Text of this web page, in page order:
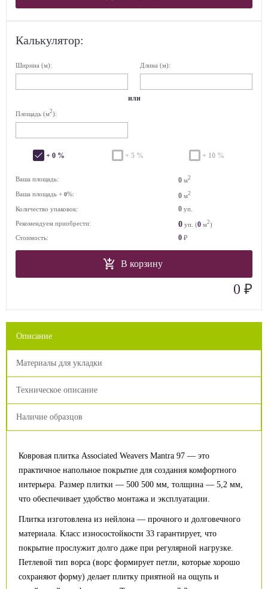
Калькулятор:
Ширина (м): Длина (м):
или
Площадь (м2):
+ 0 % + 5 % + 10 %
Ваша площадь: 0 м2
Ваша площадь + 0%: 0 м2
Количество упаковок: 0 уп.
Рекомендуем приобрести:
0 уп. (0 м2)
Стоимость:
0 ₽
В корзину
0 ₽
Описание
Материалы для укладки
Техническое описание
Наличие образцов
Ковровая плитка Associated Weavers Mantra 97 — это
практичное напольное покрытие для создания комфортного
интерьера. Размер плитки — 500 500 мм, толщина — 5,2 мм,
что обеспечивает удобство монтажа и эксплуатации.
Плитка изготовлена из нейлона — прочного и долговечного
материала. Класс износостойкости 33 гарантирует, что
покрытие прослужит долго даже при регулярной нагрузке.
Петлевой тип ворса (ворс формирует петли, которые хорошо
сохраняют форму) делает плитку приятной на ощупь и